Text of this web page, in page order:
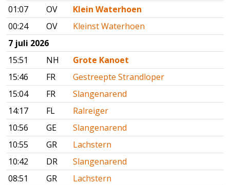
01:07
OV
Klein Waterhoen
00:24
OV
Kleinst Waterhoen
7 juli 2026
15:51
NH
Grote Kanoet
15:46
FR
Gestreepte Strandloper
15:04
FR
Slangenarend
14:17
FL
Ralreiger
10:56
GE
Slangenarend
10:55
GR
Lachstern
10:42
DR
Slangenarend
08:51
GR
Lachstern